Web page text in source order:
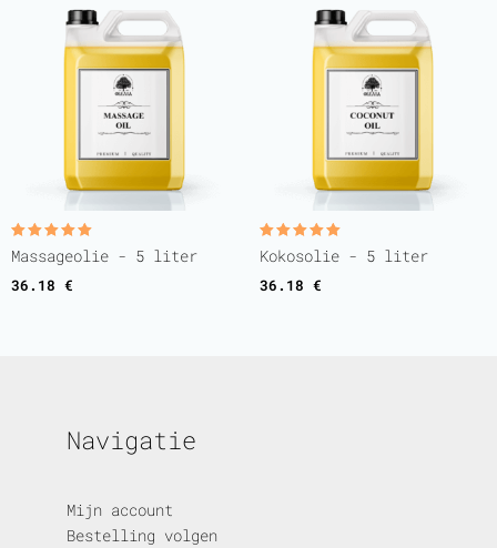
Gewaardeerd
5.00
Massageolie - 5 liter
36.18 €
Gewaardeerd
5.00
Kokosolie - 5 liter
36.18 €
Navigatie
Mijn account
Bestelling volgen